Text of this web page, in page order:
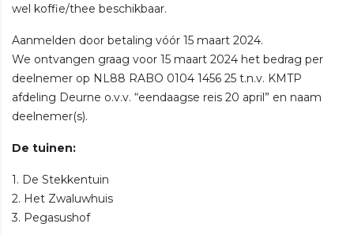
wel koffie/thee beschikbaar.
Aanmelden door betaling vóór 15 maart 2024.
We ontvangen graag voor 15 maart 2024 het bedrag per
deelnemer op NL88 RABO 0104 1456 25 t.n.v. KMTP
afdeling Deurne o.v.v. “eendaagse reis 20 april” en naam
deelnemer(s).
De tuinen:
1. De Stekkentuin
2. Het Zwaluwhuis
3. Pegasushof